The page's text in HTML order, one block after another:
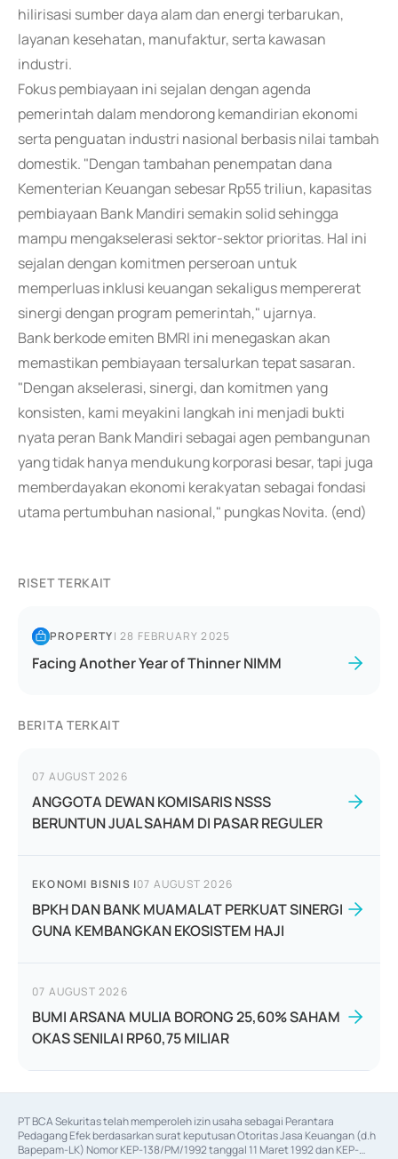
hilirisasi sumber daya alam dan energi terbarukan,
layanan kesehatan, manufaktur, serta kawasan
industri.
Fokus pembiayaan ini sejalan dengan agenda
pemerintah dalam mendorong kemandirian ekonomi
serta penguatan industri nasional berbasis nilai tambah
domestik. "Dengan tambahan penempatan dana
Kementerian Keuangan sebesar Rp55 triliun, kapasitas
pembiayaan Bank Mandiri semakin solid sehingga
mampu mengakselerasi sektor-sektor prioritas. Hal ini
sejalan dengan komitmen perseroan untuk
memperluas inklusi keuangan sekaligus mempererat
sinergi dengan program pemerintah," ujarnya.
Bank berkode emiten BMRI ini menegaskan akan
memastikan pembiayaan tersalurkan tepat sasaran.
"Dengan akselerasi, sinergi, dan komitmen yang
konsisten, kami meyakini langkah ini menjadi bukti
nyata peran Bank Mandiri sebagai agen pembangunan
yang tidak hanya mendukung korporasi besar, tapi juga
memberdayakan ekonomi kerakyatan sebagai fondasi
utama pertumbuhan nasional," pungkas Novita. (end)
RISET TERKAIT
PROPERTY|28 FEBRUARY 2025
Facing Another Year of Thinner NIMM
BERITA TERKAIT
07 AUGUST 2026
ANGGOTA DEWAN KOMISARIS NSSS
BERUNTUN JUAL SAHAM DI PASAR REGULER
EKONOMI BISNIS |07 AUGUST 2026
BPKH DAN BANK MUAMALAT PERKUAT SINERGI
GUNA KEMBANGKAN EKOSISTEM HAJI
07 AUGUST 2026
BUMI ARSANA MULIA BORONG 25,60% SAHAM
OKAS SENILAI RP60,75 MILIAR
PT BCA Sekuritas telah memperoleh izin usaha sebagai Perantara
Pedagang Efek berdasarkan surat keputusan Otoritas Jasa Keuangan (d.h
Bapepam-LK) Nomor KEP-138/PM/1992 tanggal 11 Maret 1992 dan KEP-